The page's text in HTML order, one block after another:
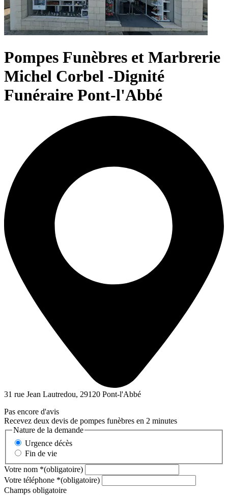
Pompes Funèbres et Marbrerie
Michel Corbel -Dignité
Funéraire Pont-l'Abbé
31 rue Jean Lautredou, 29120 Pont-l'Abbé
Pas encore d'avis
Recevez deux devis de pompes funèbres en 2 minutes
Nature de la demande
Urgence décès
Fin de vie
Votre nom *(obligatoire)
Votre téléphone *(obligatoire)
Champs obligatoire